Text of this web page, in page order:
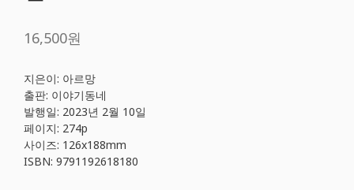
16,500원
지은이: 아르망
출판: 이야기동네
발행일: 2023년 2월 10일
페이지: 274p
사이즈: 126x188mm
ISBN: 9791192618180